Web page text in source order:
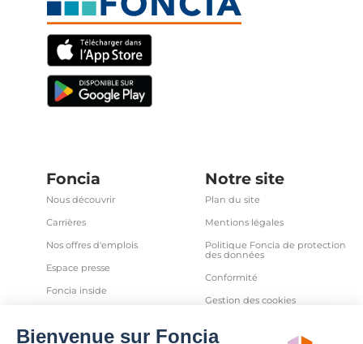
Foncia
Nous découvrir
Carrières
Nos offres d'emplois
Espace presse
Foncia inside
Partenaires
Notre site
Plan du site
Mentions légales
Politique Foncia de protection
des données
Conformité
Gestion des cookies
et autres traceurs